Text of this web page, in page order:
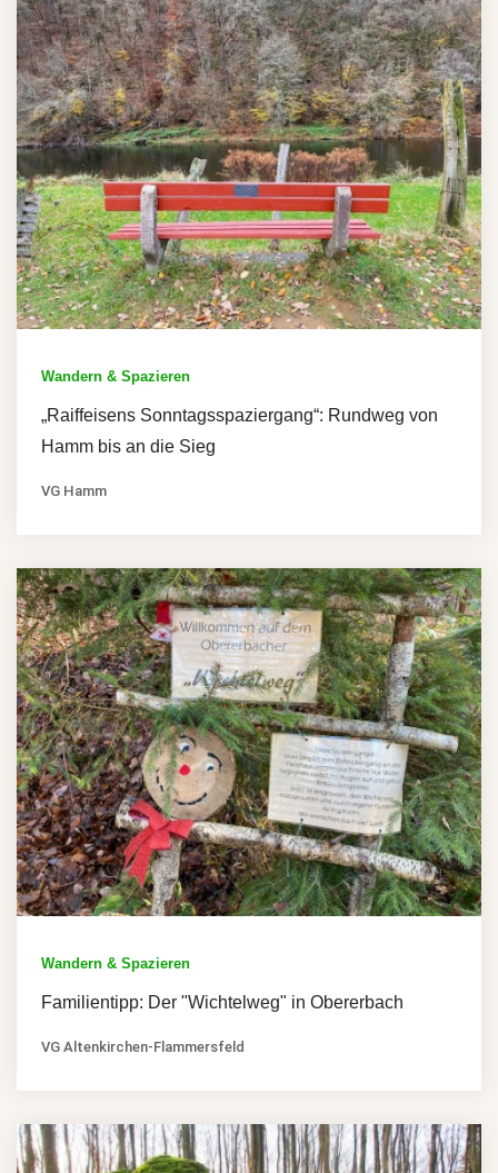
Wandern & Spazieren
„Raiffeisens Sonntagsspaziergang“: Rundweg von
Hamm bis an die Sieg
VG Hamm
Wandern & Spazieren
Familientipp: Der "Wichtelweg" in Obererbach
VG Altenkirchen-Flammersfeld